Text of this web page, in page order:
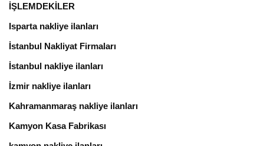
İŞLEMDEKİLER
Isparta nakliye ilanları
İstanbul Nakliyat Firmaları
İstanbul nakliye ilanları
İzmir nakliye ilanları
Kahramanmaraş nakliye ilanları
Kamyon Kasa Fabrikası